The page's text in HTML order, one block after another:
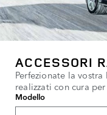
ACCESSORI
Perfezionate la
realizzati con cura
Modello